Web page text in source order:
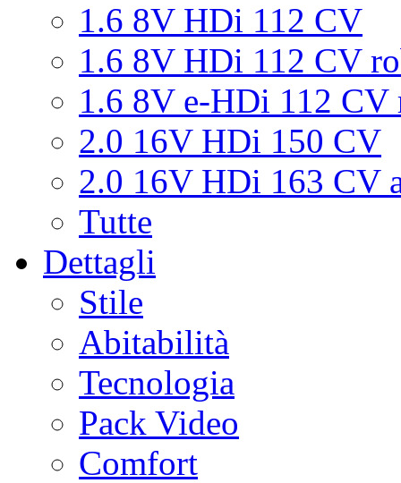
1.6 8V HDi 112 CV
1.6 8V HDi 112 CV
1.6 8V e-HDi 112 CV
2.0 16V HDi 150 CV
2.0 16V HDi 163 CV
Tutte
Dettagli
Stile
Abitabilità
Tecnologia
Pack Video
Comfort